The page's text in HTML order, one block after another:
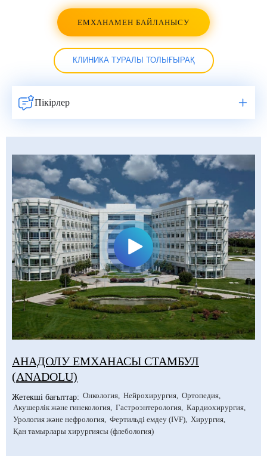
ЕМХАНАМЕН БАЙЛАНЫСУ
КЛИНИКА ТУРАЛЫ ТОЛЫҒЫРАҚ
Пікірлер
АНАДОЛУ ЕМХАНАСЫ СТАМБУЛ
(ANADOLU)
Жетекші бағыттар: Онкология Нейрохирургия Ортопедия
Акушерлік және гинекология Гастроэнтерология Кардиохирургия
Урология және нефрология Фертильді емдеу (IVF) Хирургия
Қан тамырлары хирургиясы (флебология)